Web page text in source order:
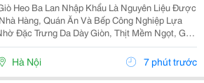
Heo Ba Lan Nhập Khẩu Là Nguyên Liệu Được
Hàng, Quán Ăn Và Bếp Công Nghiệp Lựa
Đặc Trưng Da Dày Giòn, Thịt Mềm Ngọt, Gân
Sật Và Phần Nước Dùng Có Vị Ngọt Tự Nhiên
Việt Hà Nội 7 phút trước